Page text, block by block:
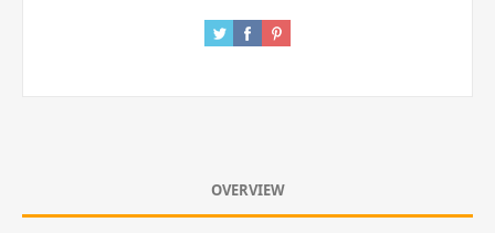
OVERVIEW